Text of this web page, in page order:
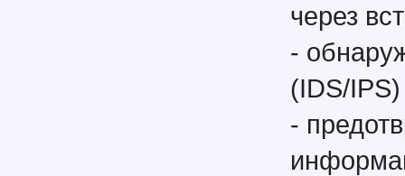
через
-
(IDS/IPS)
-